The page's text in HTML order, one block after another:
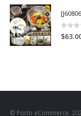
0 out
$
© Porto eCommerce.